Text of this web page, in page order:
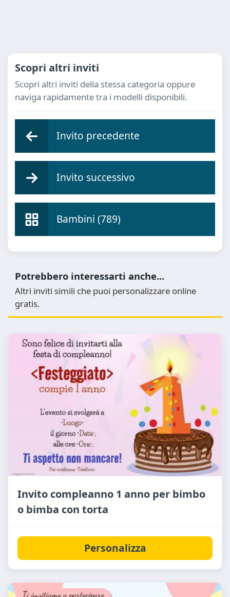
Scopri altri inviti
Scopri altri inviti della stessa categoria oppure
naviga rapidamente tra i modelli disponibili.
Invito precedente
Invito successivo
Bambini (789)
Potrebbero interessarti anche...
Altri inviti simili che puoi personalizzare online
gratis.
Invito compleanno 1 anno per bimbo
o bimba con torta
Personalizza